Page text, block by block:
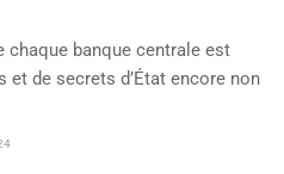
chaque banque centrale est
de secrets d’État encore non